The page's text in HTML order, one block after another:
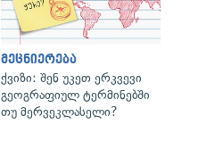
მეცნიერება
ქვიზი: შენ უკეთ ერკვევი
გეოგრაფიულ ტერმინებში
თუ მერვეკლასელი?